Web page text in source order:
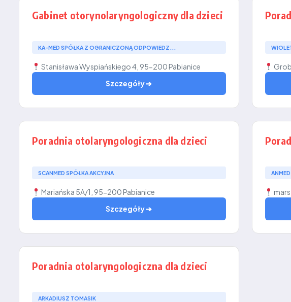
Gabinet otorynolaryngologiczny dla dzieci
KA-MED SPÓŁKA Z OGRANICZONĄ ODPOWIEDZ...
Stanisława Wyspiańskiego 4, 95-200 Pabianice
Szczegóły ➔
Poradnia otolaryngologiczna dla dzieci
SCANMED SPÓŁKA AKCYJNA
Mariańska 5A/1, 95-200 Pabianice
Szczegóły ➔
Poradnia otolaryngologiczna dla dzieci
ARKADIUSZ TOMASIK